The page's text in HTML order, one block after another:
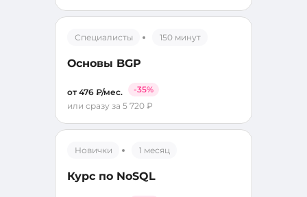
Специалисты 150 минут
Основы BGP
от 476 ₽/мес.
-35%
или сразу за 5 720 ₽
Новички 1 месяц
Курс по NoSQL